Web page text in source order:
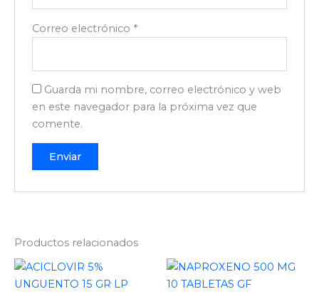
Correo electrónico *
Guarda mi nombre, correo electrónico y web
en este navegador para la próxima vez que
comente.
Productos relacionados